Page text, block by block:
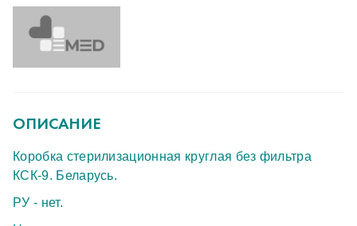
ОПИСАНИЕ
Коробка стерилизационная круглая без фильтра
КСК-9. Беларусь.
РУ - нет.